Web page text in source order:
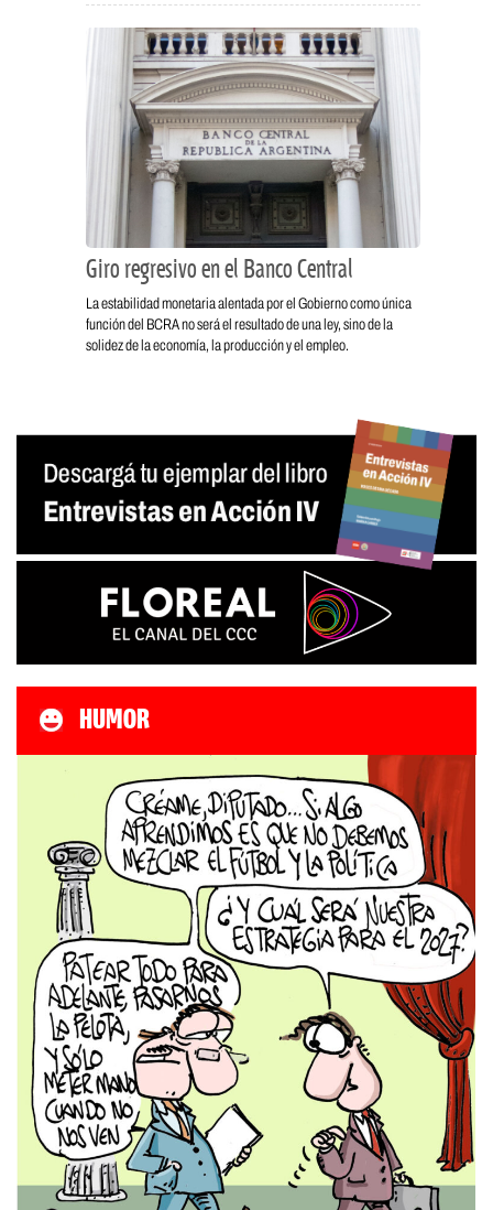
Giro regresivo en el Banco Central
La estabilidad monetaria alentada por el Gobierno como única
función del BCRA no será el resultado de una ley, sino de la
solidez de la economía, la producción y el empleo.
HUMOR